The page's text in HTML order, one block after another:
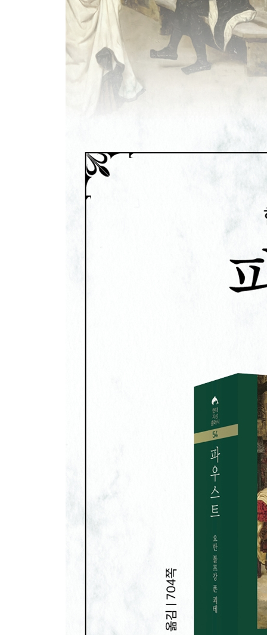
제2막
높은 아치가 있는 비좁은 고딕식 방
실험실
고전적 발푸르기스 밤
-파르살로스 평원
제3막
괴테 연보